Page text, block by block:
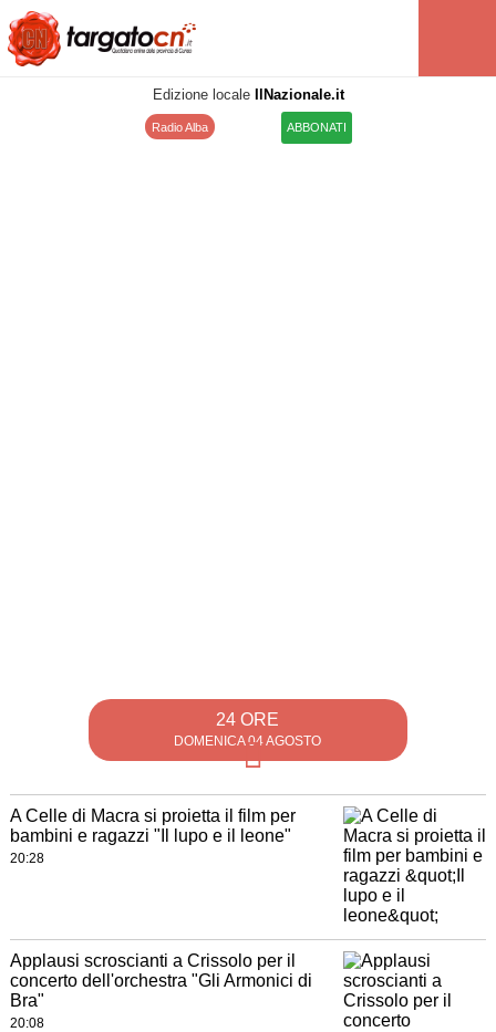
Edizione locale IlNazionale.it
Radio Alba ABBONATI
24 ORE
DOMENICA 04 AGOSTO
A Celle di Macra si proietta il film per
bambini e ragazzi "Il lupo e il leone"
20:28
Applausi scroscianti a Crissolo per il
concerto dell'orchestra "Gli Armonici di
Bra"
20:08